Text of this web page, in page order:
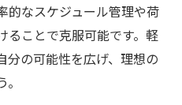
的なスケジュール管理や荷
ることで克服可能です。軽
分の可能性を広げ、理想の